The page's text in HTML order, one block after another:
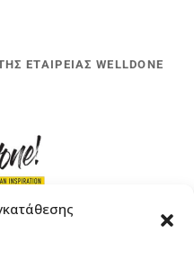
ΕΤΑΙΡΕΙΑΣ WELLDONE